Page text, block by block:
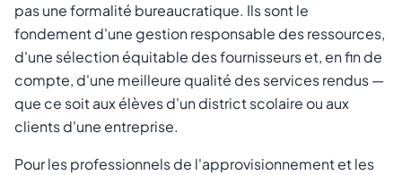
pas une formalité bureaucratique. Ils sont le
fondement d'une gestion responsable des ressources,
d'une sélection équitable des fournisseurs et, en fin de
compte, d'une meilleure qualité des services rendus —
que ce soit aux élèves d'un district scolaire ou aux
clients d'une entreprise.
Pour les professionnels de l'approvisionnement et les